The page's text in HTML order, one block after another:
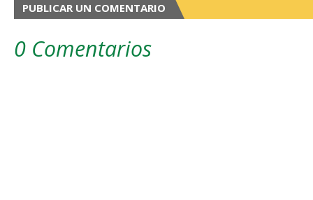
PUBLICAR UN COMENTARIO
0 Comentarios